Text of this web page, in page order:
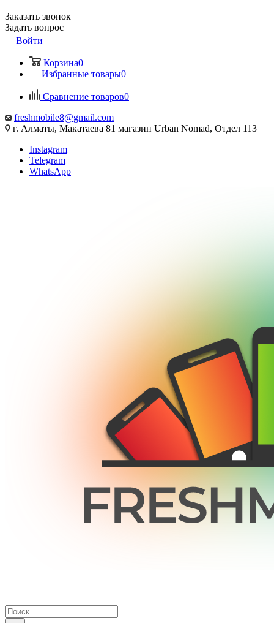
Заказать звонок
Задать вопрос
Войти
Корзина0
Избранные товары0
Сравнение товаров0
freshmobile8@gmail.com
г. Алматы, Макатаева 81 магазин Urban Nomad, Отдел 113
Instagram
Telegram
WhatsApp